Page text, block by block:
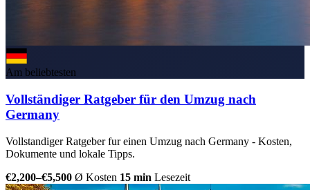
Am beliebtesten
Vollständiger Ratgeber für den Umzug nach
Germany
Vollstandiger Ratgeber fur einen Umzug nach Germany - Kosten,
Dokumente und lokale Tipps.
€2,200–€5,500 Ø Kosten 15 min Lesezeit